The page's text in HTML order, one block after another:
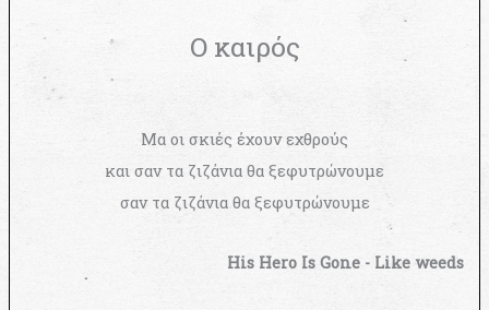
Ο καιρός
Μα οι σκιές έχουν εχθρούς
και σαν τα ζιζάνια θα ξεφυτρώνουμε
σαν τα ζιζάνια θα ξεφυτρώνουμε
His Hero Is Gone - Like weeds